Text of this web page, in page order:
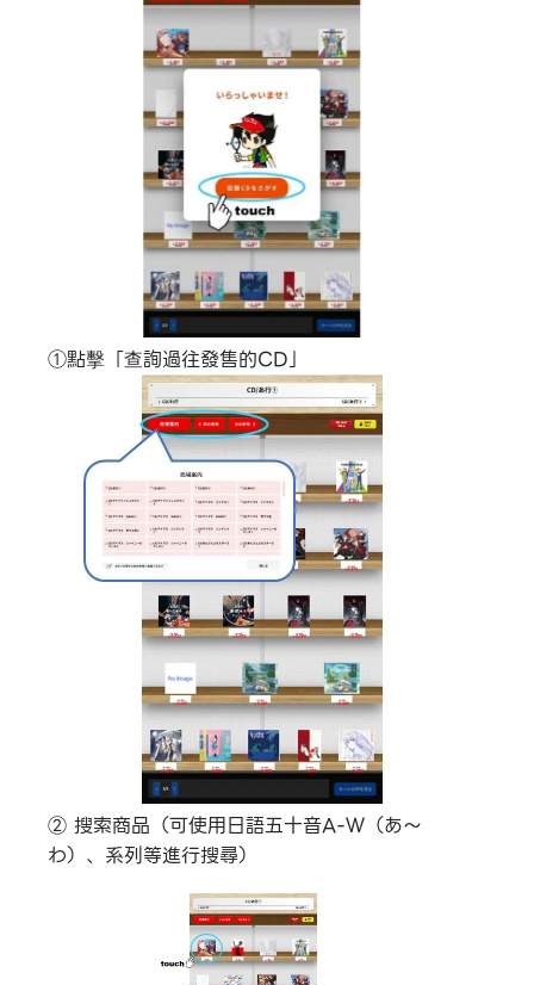
①點擊「查詢過往發售的CD」
② 搜索商品（可使用日語五十音A-Ｗ（あ〜
わ）、系列等進行搜尋）